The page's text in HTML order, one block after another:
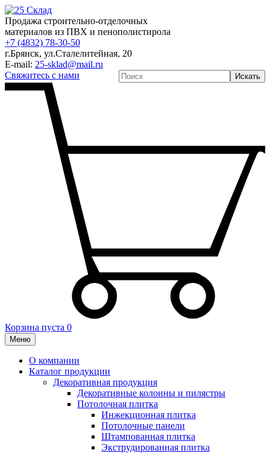
Продажа строительно-отделочных
материалов из ПВХ и пенополистирола
+7 (4832) 78-30-50
г.Брянск, ул.Сталелитейная, 20
E-mail: 25-sklad@mail.ru
Свяжитесь с нами
Искать
Корзина пуста 0
Меню
О компании
Каталог продукции
Декоративная продукция
Декоративные колонны и пилястры
Потолочная плитка
Инжекционная плитка
Потолочные панели
Штампованная плитка
Экструдированная плитка